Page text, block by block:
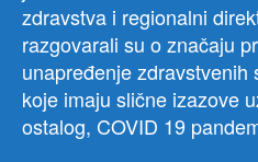
zdravstva i regionalni
razgovarali su o značaju
unapređenje zdravstvenih
koje imaju slične izazove
ostalog, COVID 19